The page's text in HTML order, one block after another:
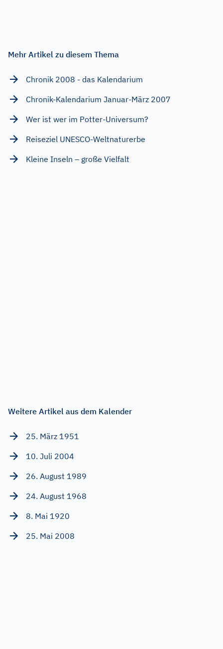
Mehr Artikel zu diesem Thema
Chronik 2008 - das Kalendarium
Chronik-Kalendarium Januar-März 2007
Wer ist wer im Potter-Universum?
Reiseziel UNESCO-Weltnaturerbe
Kleine Inseln – große Vielfalt
Weitere Artikel aus dem Kalender
25. März 1951
10. Juli 2004
26. August 1989
24. August 1968
8. Mai 1920
25. Mai 2008